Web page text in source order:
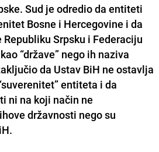
Sud je odredio da entiteti
Bosne i Hercegovine i da
Srpsku i Federaciju
“države” nego ih naziva
da Ustav BiH ne ostavlja
entiteta i da
ni na koji način ne
državnosti nego su